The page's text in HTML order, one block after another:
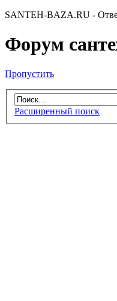
SANTEH-BAZA.RU -
Форум
Пропустить
Расширенный поиск